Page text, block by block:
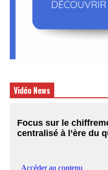
Vidéo News
Focus sur le
centralisé à l’ère du